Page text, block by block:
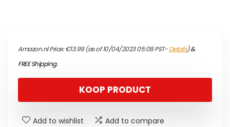
Amazon.nl Price:€13.99(as of 10/04/2023 05:08 PST-Details)&
FREE Shipping.
KOOP PRODUCT
Add to wishlist Add to compare